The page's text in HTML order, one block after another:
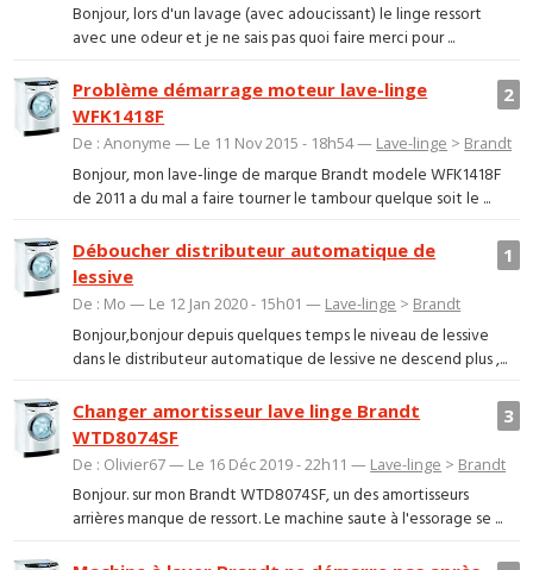
Bonjour, lors d'un lavage (avec adoucissant) le linge ressort
avec une odeur et je ne sais pas quoi faire merci pour ...
2
Problème démarrage moteur lave-linge
WFK1418F
De : Anonyme — Le 11 Nov 2015 - 18h54 — Lave-linge > Brandt
Bonjour, mon lave-linge de marque Brandt modele WFK1418F
de 2011 a du mal a faire tourner le tambour quelque soit le ...
1
Déboucher distributeur automatique de
lessive
De : Mo — Le 12 Jan 2020 - 15h01 — Lave-linge > Brandt
Bonjour,bonjour depuis quelques temps le niveau de lessive
dans le distributeur automatique de lessive ne descend plus ,...
3
Changer amortisseur lave linge Brandt
WTD8074SF
De : Olivier67 — Le 16 Déc 2019 - 22h11 — Lave-linge > Brandt
Bonjour. sur mon Brandt WTD8074SF, un des amortisseurs
arrières manque de ressort. Le machine saute à l'essorage se ...